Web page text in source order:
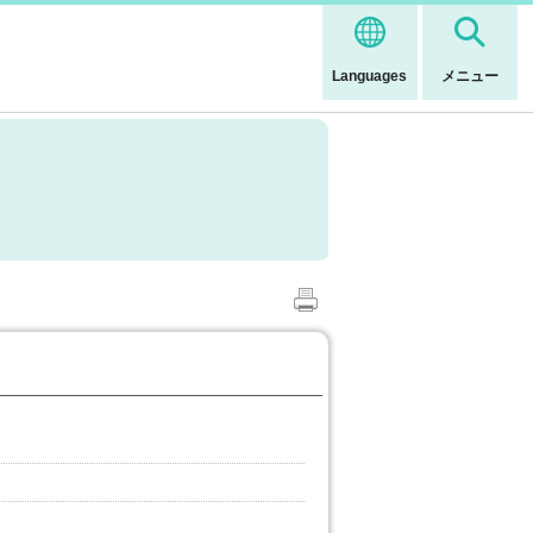
Languages メニュー